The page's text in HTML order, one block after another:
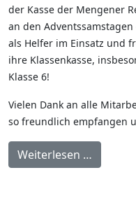
der Kasse der Mengener
an den
als Helfer im Einsatz und
ihre Klassenkasse,
Klasse 6!
Vielen Dank an alle
so freundlich empfangen
Weiterlesen …